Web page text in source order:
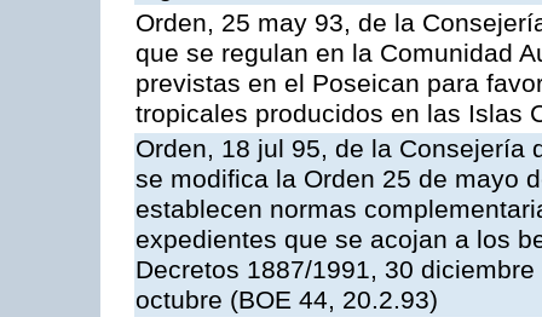
Orden, 25 may 93, de la
que se regulan en la Comunidad
previstas en el Poseican para
tropicales producidos en las Islas
Orden, 18 jul 95, de la Consejería
se modifica la Orden 25 de mayo
establecen normas
expedientes que se acojan a los
Decretos 1887/1991, 30
octubre (BOE 44, 20.2.93)